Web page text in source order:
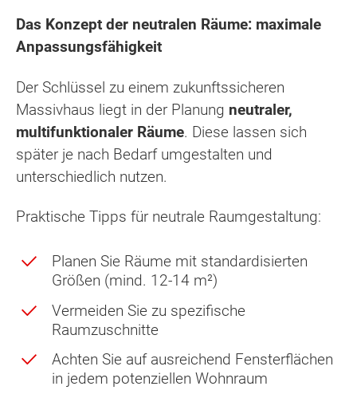
Das Konzept der neutralen Räume: maximale
Anpassungsfähigkeit
Der Schlüssel zu einem zukunftssicheren
Massivhaus liegt in der Planung neutraler,
multifunktionaler Räume. Diese lassen sich
später je nach Bedarf umgestalten und
unterschiedlich nutzen.
Praktische Tipps für neutrale Raumgestaltung:
Planen Sie Räume mit standardisierten
Größen (mind. 12-14 m²)
Vermeiden Sie zu spezifische
Raumzuschnitte
Achten Sie auf ausreichend Fensterflächen
in jedem potenziellen Wohnraum